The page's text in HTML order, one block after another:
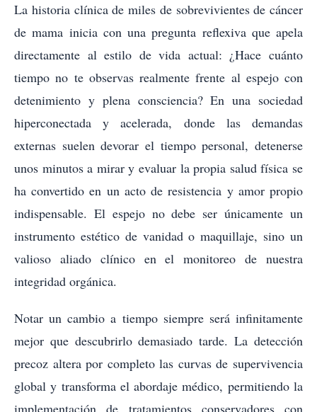
La historia clínica de miles de sobrevivientes de cáncer
de mama inicia con una pregunta reflexiva que apela
directamente al estilo de vida actual: ¿Hace cuánto
tiempo no te observas realmente frente al espejo con
detenimiento y plena consciencia? En una sociedad
hiperconectada y acelerada, donde las demandas
externas suelen devorar el tiempo personal, detenerse
unos minutos a mirar y evaluar la propia salud física se
ha convertido en un acto de resistencia y amor propio
indispensable. El espejo no debe ser únicamente un
instrumento estético de vanidad o maquillaje, sino un
valioso aliado clínico en el monitoreo de nuestra
integridad orgánica.
Notar un cambio a tiempo siempre será infinitamente
mejor que descubrirlo demasiado tarde. La detección
precoz altera por completo las curvas de supervivencia
global y transforma el abordaje médico, permitiendo la